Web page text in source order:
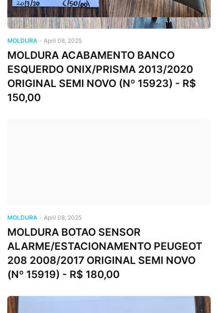
MOLDURA - April 08, 2025
MOLDURA ACABAMENTO BANCO
ESQUERDO ONIX/PRISMA 2013/2020
ORIGINAL SEMI NOVO (Nº 15923) - R$
150,00
MOLDURA - April 08, 2025
MOLDURA BOTAO SENSOR
ALARME/ESTACIONAMENTO PEUGEOT
208 2008/2017 ORIGINAL SEMI NOVO
(Nº 15919) - R$ 180,00